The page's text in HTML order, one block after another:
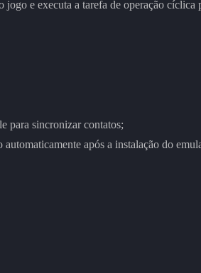
e executa a tarefa de operação cíclica
para sincronizar contatos;
após a instalação do